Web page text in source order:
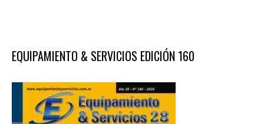
EQUIPAMIENTO & SERVICIOS EDICIÓN 160